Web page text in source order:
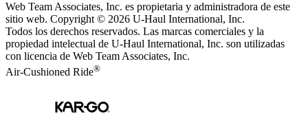
Web Team Associates, Inc. es propietaria y administradora de este
sitio web. Copyright © 2026 U-Haul International, Inc.
Todos los derechos reservados. Las marcas comerciales y la
propiedad intelectual de U-Haul International, Inc. son utilizadas
con licencia de Web Team Associates, Inc.
Air-Cushioned Ride®